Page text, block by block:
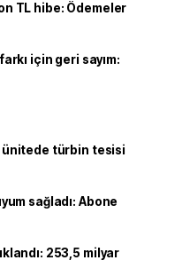
TL hibe: Ödemeler
için geri sayım:
ünitede türbin tesisi
sağladı: Abone
253,5 milyar